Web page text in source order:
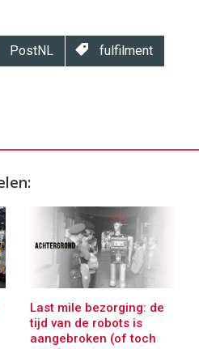
PostNL fulfilment
Last mile bezorging: de
tijd van de robots is
aangebroken (of toch